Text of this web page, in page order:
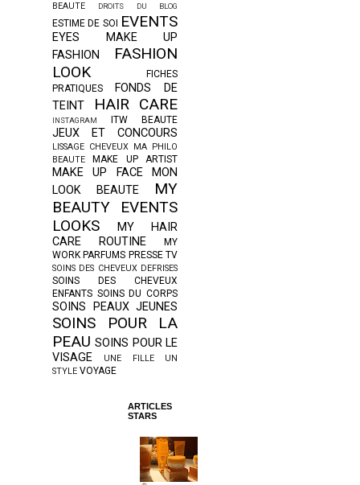
BEAUTE
DROITS DU BLOG
ESTIME DE SOI EVENTS
EYES MAKE UP
FASHION
FASHION
LOOK
FICHES
PRATIQUES
FONDS DE
TEINT
HAIR CARE
INSTAGRAM ITW BEAUTE
JEUX ET CONCOURS
LISSAGE CHEVEUX
MA PHILO
BEAUTE
MAKE UP ARTIST
MAKE UP FACE
MON
LOOK BEAUTE
MY
BEAUTY EVENTS
LOOKS
MY HAIR
CARE ROUTINE
MY
WORK PARFUMS PRESSE TV
SOINS DES CHEVEUX DEFRISES
SOINS DES CHEVEUX
ENFANTS SOINS DU CORPS
SOINS PEAUX JEUNES
SOINS POUR LA
PEAU SOINS POUR LE
VISAGE
UNE FILLE UN
STYLE VOYAGE
ARTICLES
STARS